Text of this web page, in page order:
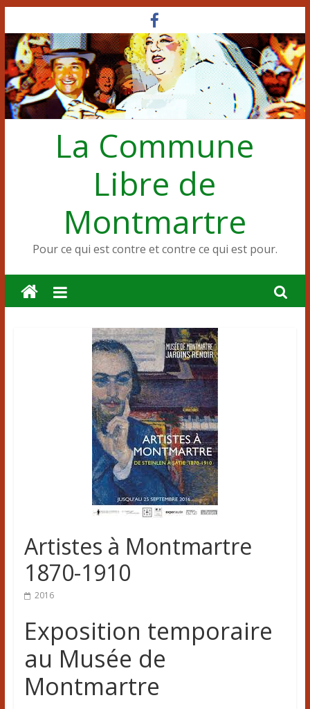
au
contenu
La Commune
Libre de
Montmartre
Pour ce qui est contre et contre ce qui est pour.
Artistes à Montmartre
1870-1910
2016
Exposition temporaire
au Musée de
Montmartre